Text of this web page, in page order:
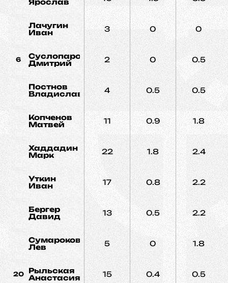
Ярослав
Лачугин
Иван
3 0 0
6
Суслопаров
Дмитрий
2 0 0.5
Постнов
Владислав
4 0.5 0.5
Копченов
Матвей
11 0.9 1.8
Хаддадин
Марк
22 1.8 2.4
Уткин
Иван
17 0.8 2.2
Бергер
Давид
13 0.5 2.2
Сумароков
Лев
5 0 1.8
20
Рыльская
Анастасия
15 0.4 0.5